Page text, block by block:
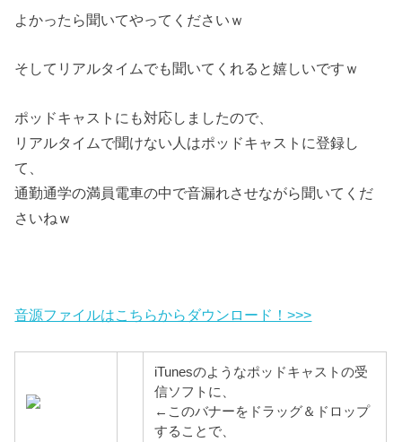
よかったら聞いてやってくださいｗ
そしてリアルタイムでも聞いてくれると嬉しいですｗ
ポッドキャストにも対応しましたので、
リアルタイムで聞けない人はポッドキャストに登録し
て、
通勤通学の満員電車の中で音漏れさせながら聞いてくだ
さいねｗ
音源ファイルはこちらからダウンロード！>>>
iTunesのようなポッドキャストの受
信ソフトに、
←このバナーをドラッグ＆ドロップ
することで、